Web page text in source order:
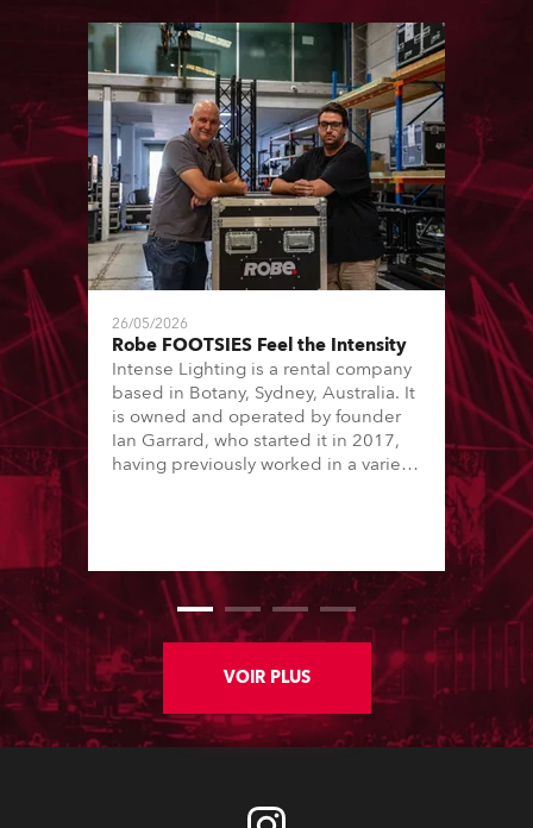
26/05/2026
Robe FOOTSIES Feel the Intensity
Intense Lighting is a rental company
based in Botany, Sydney, Australia. It
is owned and operated by founder
Ian Garrard, who started it in 2017,
having previously worked in a variety
VOIR PLUS